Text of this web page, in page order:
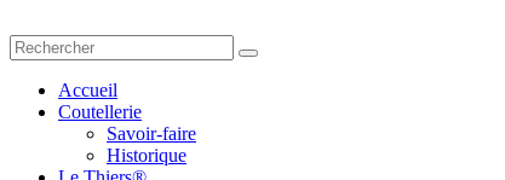
Accueil
Coutellerie
Savoir-faire
Historique